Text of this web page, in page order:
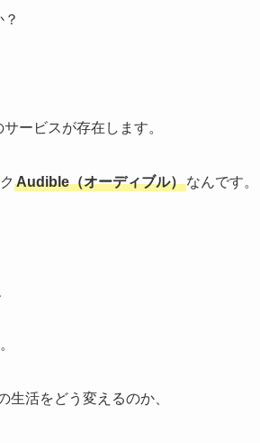
ービスが存在します。
Audible（オーディブル）なんです。
。
生活をどう変えるのか、